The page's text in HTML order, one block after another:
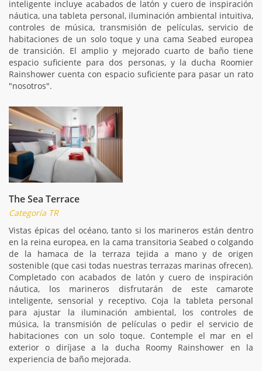
inteligente incluye acabados de latón y cuero de inspiración
náutica, una tableta personal, iluminación ambiental intuitiva,
controles de música, transmisión de películas, servicio de
habitaciones de un solo toque y una cama Seabed europea
de transición. El amplio y mejorado cuarto de baño tiene
espacio suficiente para dos personas, y la ducha Roomier
Rainshower cuenta con espacio suficiente para pasar un rato
"nosotros".
The Sea Terrace
Categoría TR
Vistas épicas del océano, tanto si los marineros están dentro
en la reina europea, en la cama transitoria Seabed o colgando
de la hamaca de la terraza tejida a mano y de origen
sostenible (que casi todas nuestras terrazas marinas ofrecen).
Completado con acabados de latón y cuero de inspiración
náutica, los marineros disfrutarán de este camarote
inteligente, sensorial y receptivo. Coja la tableta personal
para ajustar la iluminación ambiental, los controles de
música, la transmisión de películas o pedir el servicio de
habitaciones con un solo toque. Contemple el mar en el
exterior o diríjase a la ducha Roomy Rainshower en la
experiencia de baño mejorada.